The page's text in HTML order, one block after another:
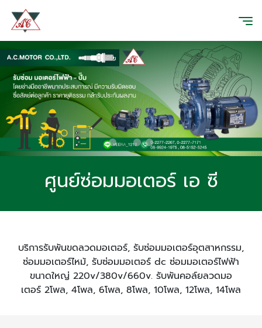
ศูนย์ซ่อมมอเตอร์ เอ ซี
บริการรับพันขดลวดมอเตอร์, รับซ่อมมอเตอร์อุตสาหกรรม,
ซ่อมมอเตอร์ไหม้, รับซ่อมมอเตอร์ dc ซ่อมมอเตอร์ไฟฟ้า
ขนาดใหญ่ 220v/380v/660v. รับพันคอล์ยลวดมอ
เตอร์ 2โพล, 4โพล, 6โพล, 8โพล, 10โพล, 12โพล, 14โพล